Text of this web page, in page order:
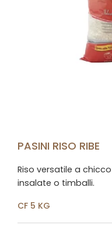
PASINI RISO RIBE
Riso versatile a
insalate o timballi.
CF 5 KG